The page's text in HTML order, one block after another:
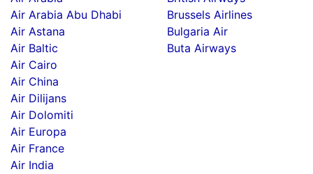
Air Arabia Abu Dhabi
Air Astana
Air Baltic
Air Cairo
Air China
Air Dilijans
Air Dolomiti
Air Europa
Air France
Air India
Brussels Airlines
Bulgaria Air
Buta Airways